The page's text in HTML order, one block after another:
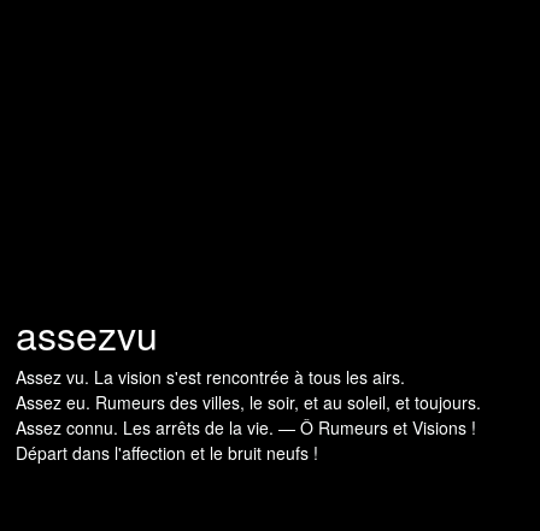
assezvu
Assez vu. La vision s'est rencontrée à tous les airs.
Assez eu. Rumeurs des villes, le soir, et au soleil, et toujours.
Assez connu. Les arrêts de la vie. — Ô Rumeurs et Visions !
Départ dans l'affection et le bruit neufs !